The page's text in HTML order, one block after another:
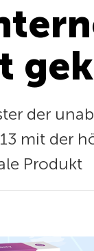
der
mit der
Produkt